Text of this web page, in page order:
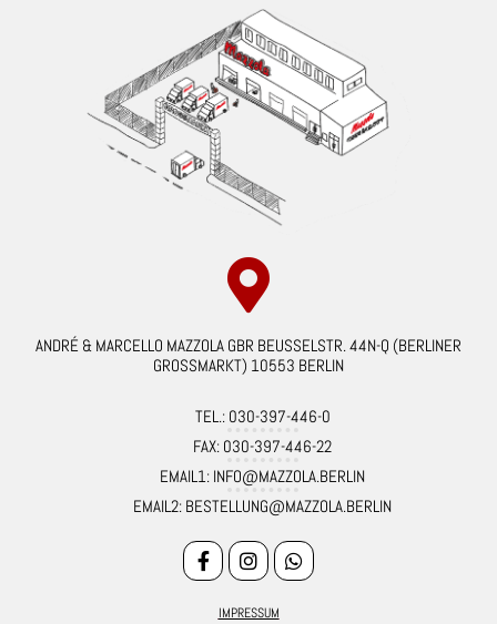
ANDRÉ & MARCELLO MAZZOLA GBR BEUSSELSTR. 44N-Q (BERLINER
GROSSMARKT) 10553 BERLIN
TEL.: 030-397-446-0
FAX: 030-397-446-22
EMAIL1: INFO@MAZZOLA.BERLIN
EMAIL2: BESTELLUNG@MAZZOLA.BERLIN
IMPRESSUM